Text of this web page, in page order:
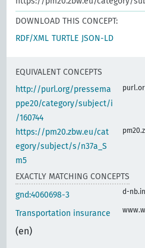
DOWNLOAD THIS CONCEPT:
RDF/XML TURTLE JSON-LD
EQUIVALENT CONCEPTS
http://purl.org/pressema
ppe20/category/subject/i
/160744
https://pm20.zbw.eu/cat
egory/subject/s/n37a_S
m5
EXACTLY MATCHING CONCEPTS
gnd:4060698-3
d-
Transportation insurance
(en)